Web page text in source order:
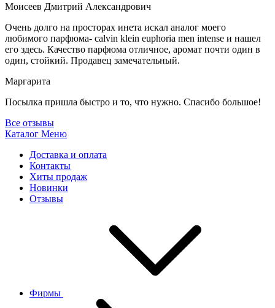
Моисеев Дмитрий Александрович
Очень долго на просторах инета искал аналог моего
любимого парфюма- calvin klein euphoria men intense и нашел
его здесь. Качество парфюма отличное, аромат почти один в
один, стойкий. Продавец замечательный.
Маргарита
Посылка пришла быстро и то, что нужно. Спасибо большое!
Все отзывы
Каталог Меню
Доставка и оплата
Контакты
Хиты продаж
Новинки
Отзывы
Фирмы